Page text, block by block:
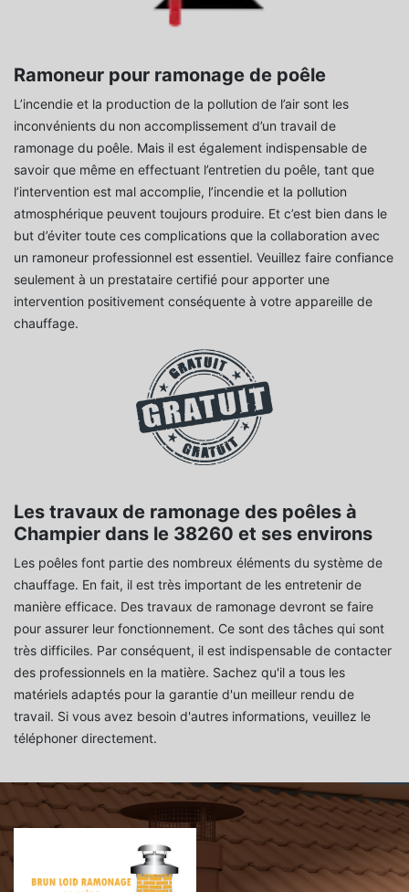
Ramoneur pour ramonage de poêle
L’incendie et la production de la pollution de l’air sont les
inconvénients du non accomplissement d’un travail de
ramonage du poêle. Mais il est également indispensable de
savoir que même en effectuant l’entretien du poêle, tant que
l’intervention est mal accomplie, l’incendie et la pollution
atmosphérique peuvent toujours produire. Et c’est bien dans le
but d’éviter toute ces complications que la collaboration avec
un ramoneur professionnel est essentiel. Veuillez faire confiance
seulement à un prestataire certifié pour apporter une
intervention positivement conséquente à votre appareille de
chauffage.
Les travaux de ramonage des poêles à
Champier dans le 38260 et ses environs
Les poêles font partie des nombreux éléments du système de
chauffage. En fait, il est très important de les entretenir de
manière efficace. Des travaux de ramonage devront se faire
pour assurer leur fonctionnement. Ce sont des tâches qui sont
très difficiles. Par conséquent, il est indispensable de contacter
des professionnels en la matière. Sachez qu'il a tous les
matériels adaptés pour la garantie d'un meilleur rendu de
travail. Si vous avez besoin d'autres informations, veuillez le
téléphoner directement.